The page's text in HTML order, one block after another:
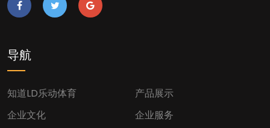
导航
知道LD乐动体育
产品展示
企业文化
企业服务